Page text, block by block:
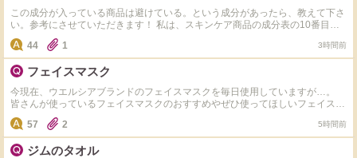
ざらざらには週一でガスールとかすればよかったのかな。
ＨＰにもあったように、時にはお休みする・・・くらいの
余裕を持って、基本に忠実過ぎず、自分に合うように工夫
していくなら、なかなか良い美容法だったと思いました。
基本『カサカサ』対策の方法のようだし、冬限定、3週間
のお肌のターンオーバー正常化！としてやってみるには、
この成分が入っている商品は避けている。という成分があったら、教えて下さ
い。参考にさせていただきます！ 私は、スキンケア商品の成分表の10番目以
内にアルコール、エタノール、セタノールが入っていると、アルコールの割合
が高すぎてヒリヒリ赤みや茂樹が出やすいので用心しています。 洗顔料ボデ
ィソープやシャンプーにラウリル硫酸ナトリウムが入っていると、洗浄力が強
力すぎて皮脂奪われすぎてガサガサになりやすいので、避けています。 効い
た！助かったー！と思う成分
https://www.cosme.net/chieco/question/456857/detail に回答ありがとうござい
ました。まだの方は教えて頂けると、化粧品選びの参考になり助かります。
44 1 3時間前
フェイスマスク
今現在、ウエルシアブランドのフェイスマスクを毎日使用していますが…。
皆さんが使っているフェイスマスクのおすすめやぜひ使ってほしいフェイスマ
スクがありましたら、教えて下さいお願いします。
57 2 5時間前
ジムのタオル